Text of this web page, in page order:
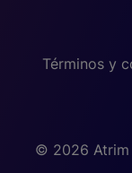
Términos y
© 2026 Atrim